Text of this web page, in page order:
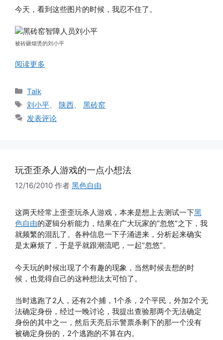
今天，看到这些图片的时候，我忍不住了。
被砖砸烟烫的刘小平
阅读更多
分
类
Talk
标
签
刘小平 陕西
黑砖窑
发表评论
玩歪歪杀人游戏的一点小想法
12/16/2010 作者 黑色自由
这两天经常上歪歪玩杀人游戏，本来是想上去测试一下黑
色自由的逻辑分析能力，结果在广大玩家的“忽悠”之下，我
就频繁的混乱了。各种信息一下子涌进来，分析起来确实
是太麻烦了，于是乎就跟潮流吧，一起“忽悠”。
今天玩的时候出现了个有趣的现象，当然时候去想的时
候，也觉得自己的这种想法太可怕了。
当时逃跑了2人，还有2个捕，1个杀，2个平民，外加2个无
法确定身份，经过一晚讨论，我提出查验那两个无法确定
身份的其中之一，然后天亮后示警票杀剩下的那一个没有
被确定身份的，2个逃跑的不算在内。